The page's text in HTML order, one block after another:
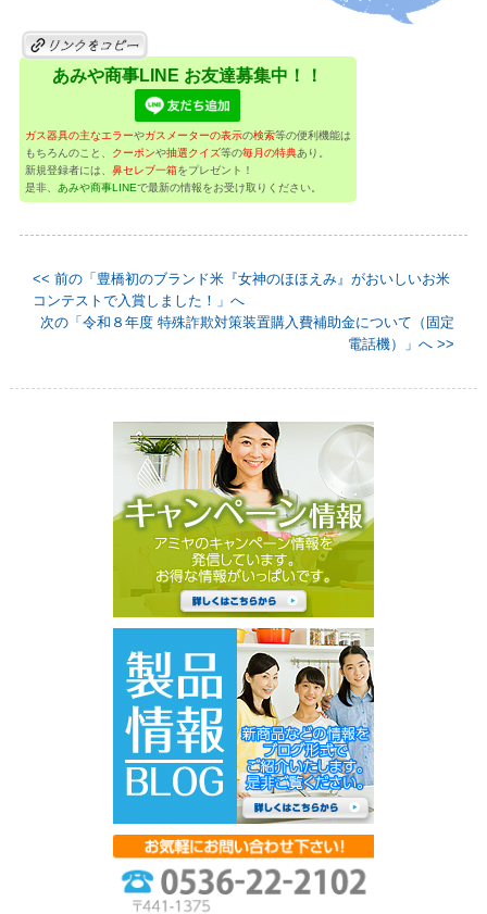
あみや商事LINE お友達募集中！！
ガス器具の主なエラーやガスメーターの表示の検索等の便利機能は
もちろんのこと、
クーポンや抽選クイズ等の毎月の特典あり。
新規登録者には、 鼻セレブ一箱をプレゼント！
是非、 あみや商事LINEで最新の情報をお受け取りください。
<< 前の「豊橋初のブランド米『女神のほほえみ』がおいしいお米
コンテストで入賞しました！」へ
次の「令和８年度 特殊詐欺対策装置購入費補助金について（固定
電話機）」へ >>